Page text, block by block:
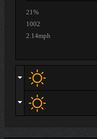
21%
1002
2.14mph